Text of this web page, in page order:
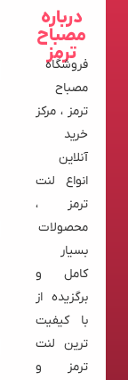
درباره
مصباح
ترمز
فروشگاه
مصباح
ترمز ، مرکز
خرید
آنلاین
انواع لنت
ترمز ،
محصولات
بسیار
کامل و
برگزیده از
با کیفیت
ترین لنت
ترمز و